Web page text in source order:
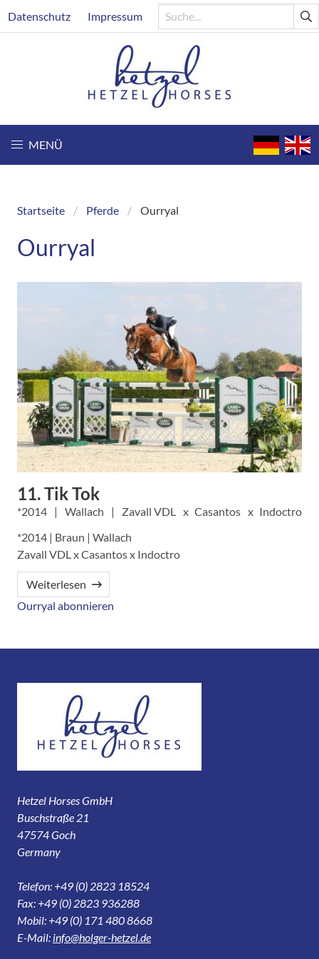
zum
Header
Datenschutz Impressum
MENÜ
Breadcrumb
Startseite Pferde Ourryal
Ourryal
11. Tik Tok
2014 Wallach Zavall VDL Casantos
Indoctro
*2014 | Braun | Wallach
Zavall VDL x Casantos x Indoctro
Weiterlesen
Ourryal abonnieren
Hetzel Horses GmbH
Buschstraße 21
47574 Goch
Germany
Telefon: +49 (0) 2823 18524
Fax: +49 (0) 2823 936288
Mobil: +49 (0) 171 480 8668
E-Mail: info@holger-hetzel.de